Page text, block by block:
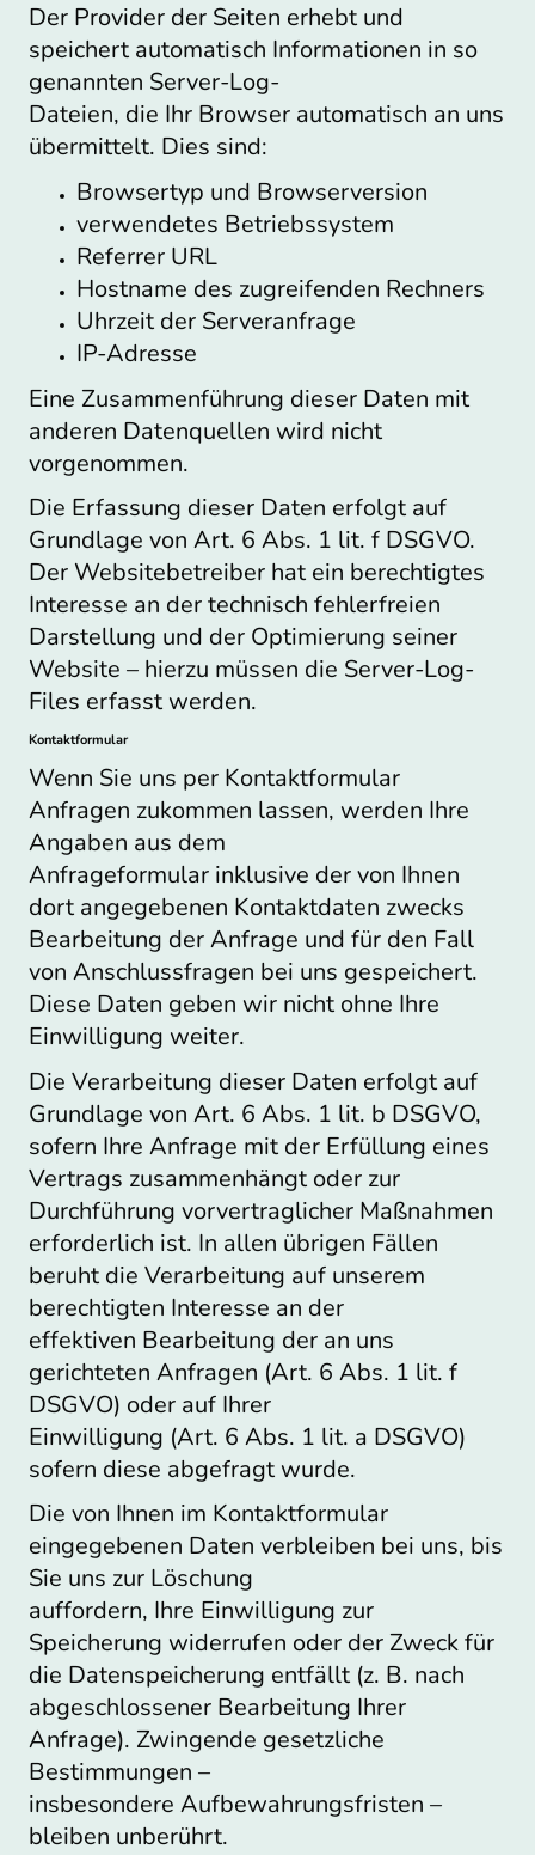
Der Provider der Seiten erhebt und
speichert automatisch Informationen in so
genannten Server-Log-
Dateien, die Ihr Browser automatisch an uns
übermittelt. Dies sind:
Browsertyp und Browserversion
verwendetes Betriebssystem
Referrer URL
Hostname des zugreifenden Rechners
Uhrzeit der Serveranfrage
IP-Adresse
Eine Zusammenführung dieser Daten mit
anderen Datenquellen wird nicht
vorgenommen.
Die Erfassung dieser Daten erfolgt auf
Grundlage von Art. 6 Abs. 1 lit. f DSGVO.
Der Websitebetreiber hat ein berechtigtes
Interesse an der technisch fehlerfreien
Darstellung und der Optimierung seiner
Website – hierzu müssen die Server-Log-
Files erfasst werden.
Kontaktformular
Wenn Sie uns per Kontaktformular
Anfragen zukommen lassen, werden Ihre
Angaben aus dem
Anfrageformular inklusive der von Ihnen
dort angegebenen Kontaktdaten zwecks
Bearbeitung der Anfrage und für den Fall
von Anschlussfragen bei uns gespeichert.
Diese Daten geben wir nicht ohne Ihre
Einwilligung weiter.
Die Verarbeitung dieser Daten erfolgt auf
Grundlage von Art. 6 Abs. 1 lit. b DSGVO,
sofern Ihre Anfrage mit der Erfüllung eines
Vertrags zusammenhängt oder zur
Durchführung vorvertraglicher Maßnahmen
erforderlich ist. In allen übrigen Fällen
beruht die Verarbeitung auf unserem
berechtigten Interesse an der
effektiven Bearbeitung der an uns
gerichteten Anfragen (Art. 6 Abs. 1 lit. f
DSGVO) oder auf Ihrer
Einwilligung (Art. 6 Abs. 1 lit. a DSGVO)
sofern diese abgefragt wurde.
Die von Ihnen im Kontaktformular
eingegebenen Daten verbleiben bei uns, bis
Sie uns zur Löschung
auffordern, Ihre Einwilligung zur
Speicherung widerrufen oder der Zweck für
die Datenspeicherung entfällt (z. B. nach
abgeschlossener Bearbeitung Ihrer
Anfrage). Zwingende gesetzliche
Bestimmungen –
insbesondere Aufbewahrungsfristen –
bleiben unberührt.